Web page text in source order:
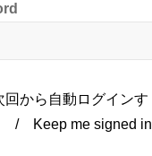
回から自動ログインす
/ Keep me signed in